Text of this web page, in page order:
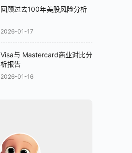
回顾过去100年美股风险分析
2026-01-17
Visa与 Mastercard商业对比分
析报告
2026-01-16